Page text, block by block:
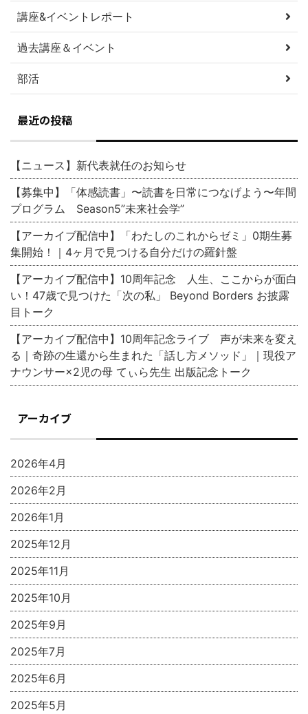
講座&イベントレポート
過去講座＆イベント
部活
最近の投稿
【ニュース】新代表就任のお知らせ
【募集中】「体感読書」〜読書を日常につなげよう〜年間
プログラム Season5”未来社会学”
【アーカイブ配信中】「わたしのこれからゼミ」0期生募
集開始！｜4ヶ月で見つける自分だけの羅針盤
【アーカイブ配信中】10周年記念 人生、ここからが面白
い！47歳で見つけた「次の私」 Beyond Borders お披露
目トーク
【アーカイブ配信中】10周年記念ライブ 声が未来を変え
る｜奇跡の生還から生まれた「話し方メソッド」｜現役ア
ナウンサー×2児の母 てぃら先生 出版記念トーク
アーカイブ
2026年4月
2026年2月
2026年1月
2025年12月
2025年11月
2025年10月
2025年9月
2025年7月
2025年6月
2025年5月